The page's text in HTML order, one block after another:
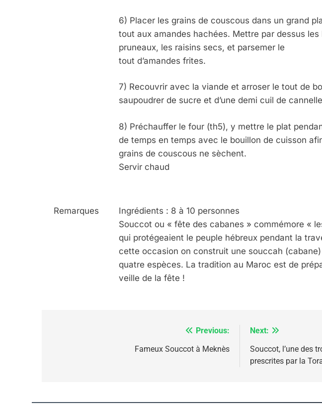
6) Placer les grains de couscous dans un grand
tout aux amandes hachées. Mettre par dessus les
pruneaux, les raisins secs, et parsemer le
tout d’amandes frites.
7) Recouvrir avec la viande et arroser le tout de
saupoudrer de sucre et d’une demi cuil de
8) Préchauffer le four (th5), y mettre le plat
de temps en temps avec le bouillon de cuisson
grains de couscous ne sèchent.
Servir chaud
Remarques
Ingrédients : 8 à 10 personnes
Souccot ou « fête des cabanes » commémore «
qui protégeaient le peuple hébreux pendant la
cette occasion on construit une souccah
quatre espèces. La tradition au Maroc est de
veille de la fête !
Previous:
Fameux Souccot à Meknès
Next:
Souccot, l’une des
prescrites par la
2025, L’année La Plus Meurtrière Selon Le
FIÈRE, DIGNE ET RÉSILIENTE : POURQUOI JE